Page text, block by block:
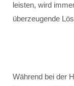
leisten, wird
überzeugende
Während bei der